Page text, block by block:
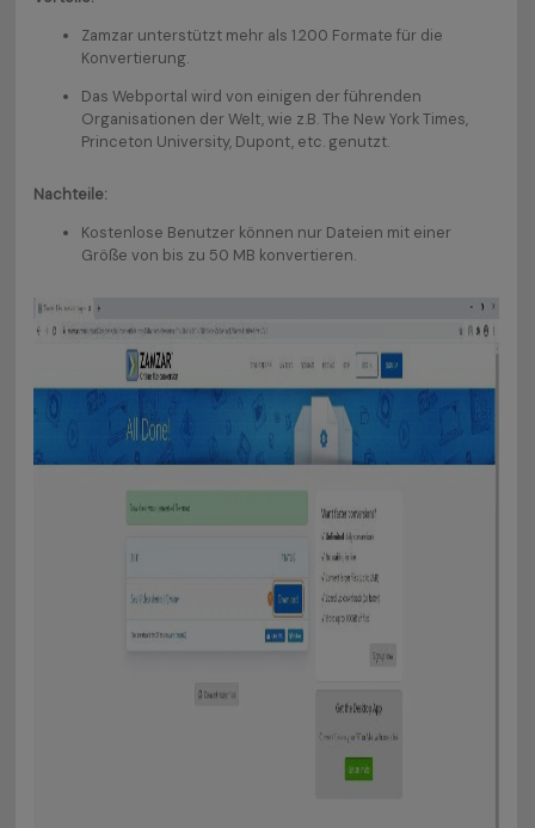
Zamzar unterstützt mehr als 1.200 Formate für die
Konvertierung.
Das Webportal wird von einigen der führenden
Organisationen der Welt, wie z.B. The New York Times,
Princeton University, Dupont, etc. genutzt.
Nachteile:
Kostenlose Benutzer können nur Dateien mit einer
Größe von bis zu 50 MB konvertieren.